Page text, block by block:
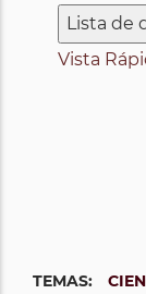
Lista de
Vista
TEMAS: